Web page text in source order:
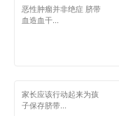
恶性肿瘤并非绝症 脐带
血造血干...
家长应该行动起来为孩
子保存脐带...